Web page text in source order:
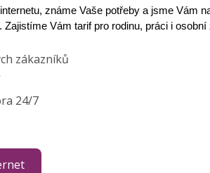
známe Vaše potřeby a jsme Vám
Vám tarif pro rodinu, práci i osobní
zákazníků
24/7